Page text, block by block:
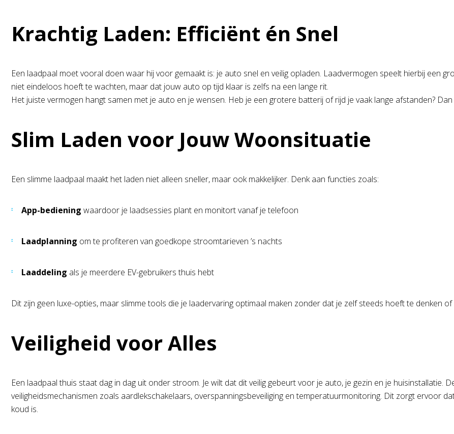
Krachtig Laden: Efficiënt én Snel
Een laadpaal moet vooral doen waar hij voor gemaakt is: je auto snel en veilig opladen. Laadvermogen speelt hierbij een
niet eindeloos hoeft te wachten, maar dat jouw auto op tijd klaar is zelfs na een lange rit.
Het juiste vermogen hangt samen met je auto en je wensen. Heb je een grotere batterij of rijd je vaak lange afstanden?
Slim Laden voor Jouw Woonsituatie
Een slimme laadpaal maakt het laden niet alleen sneller, maar ook makkelijker. Denk aan functies zoals:
App-bediening waardoor je laadsessies plant en monitort vanaf je telefoon
Laadplanning om te profiteren van goedkope stroomtarieven ’s nachts
Laaddeling als je meerdere EV-gebruikers thuis hebt
Dit zijn geen luxe-opties, maar slimme tools die je laadervaring optimaal maken zonder dat je zelf steeds hoeft te denken of
Veiligheid voor Alles
Een laadpaal thuis staat dag in dag uit onder stroom. Je wilt dat dit veilig gebeurt voor je auto, je gezin en je huisinstallatie.
veiligheidsmechanismen zoals aardlekschakelaars, overspanningsbeveiliging en temperatuurmonitoring. Dit zorgt ervoor
koud is.